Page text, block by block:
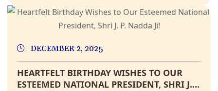
DECEMBER 2, 2025
HEARTFELT BIRTHDAY WISHES TO OUR
ESTEEMED NATIONAL PRESIDENT, SHRI J....